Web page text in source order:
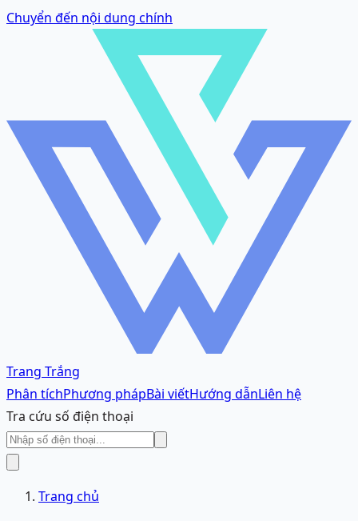
Chuyển đến nội dung chính
Trang Trắng
Phân tíchPhương phápBài viếtHướng dẫnLiên hệ
Tra cứu số điện thoại
Trang chủ